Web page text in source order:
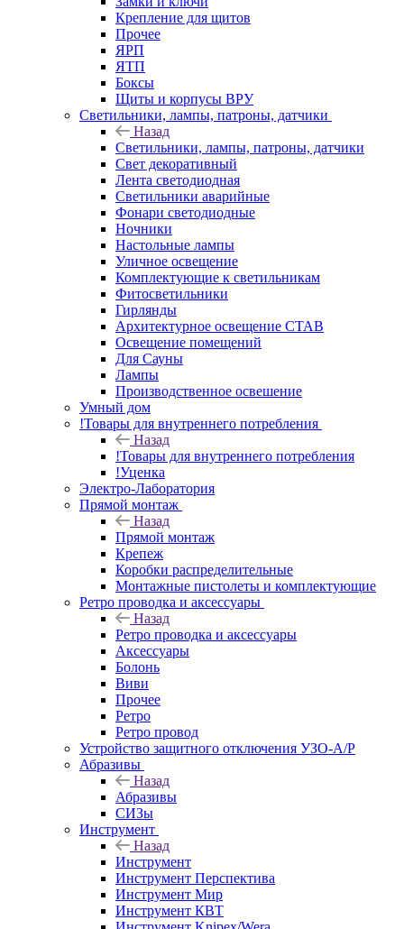
Крепление для щитов
Прочее
ЯРП
ЯТП
Боксы
Щиты и корпусы ВРУ
Светильники, лампы, патроны, датчики
Назад
Светильники, лампы, патроны, датчики
Свет декоративный
Лента светодиодная
Светильники аварийные
Фонари светодиодные
Ночники
Настольные лампы
Уличное освещение
Комплектующие к светильникам
Фитосветильники
Гирлянды
Архитектурное освещение СТАВ
Освещение помещений
Для Сауны
Лампы
Производственное освешение
Умный дом
!Товары для внутреннего потребления
Назад
!Товары для внутреннего потребления
!Уценка
Электро-Лаборатория
Прямой монтаж
Назад
Прямой монтаж
Крепеж
Коробки распределительные
Монтажные пистолеты и комплектующие
Ретро проводка и аксессуары
Назад
Ретро проводка и аксессуары
Аксессуары
Болонь
Виви
Прочее
Ретро
Ретро провод
Устройство защитного отключения УЗО-А/Р
Абразивы
Назад
Абразивы
СИЗы
Инструмент
Назад
Инструмент
Инструмент Перспектива
Инструмент Мир
Инструмент КВТ